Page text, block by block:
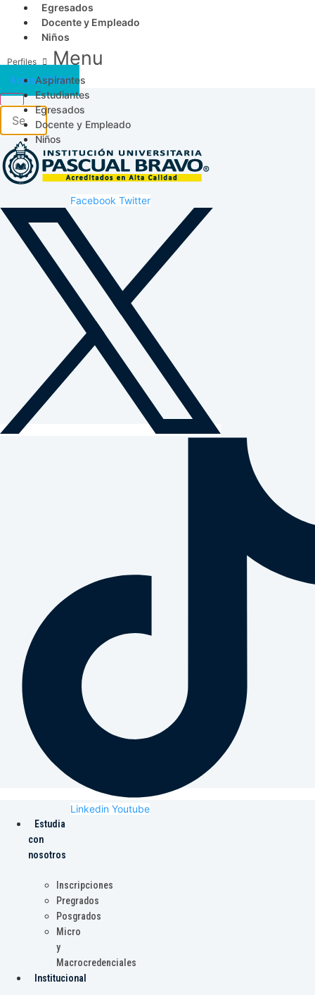
Egresados
Docente y Empleado
Niños
Menu
Aspirantes
Estudiantes
Egresados
Docente y Empleado
Niños
Acceso SICAU
Facebook Twitter
Linkedin Youtube
Estudia
con
nosotros
Inscripciones
Pregrados
Posgrados
Micro
y
Macrocredenciales
Institucional